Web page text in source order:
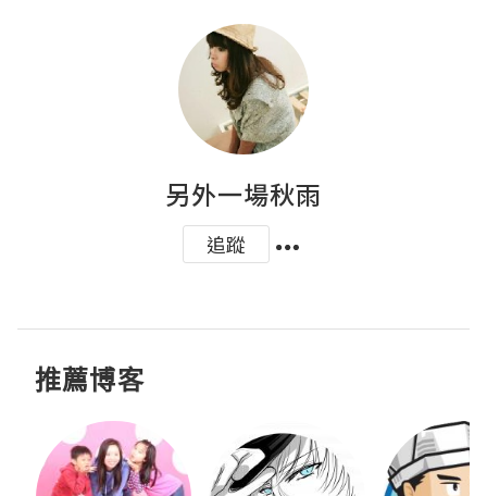
另外一場秋雨
追蹤
推薦博客